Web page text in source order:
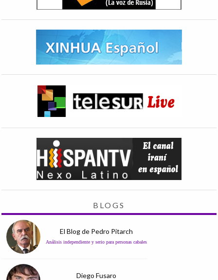
BLOGS
El Blog de Pedro Pitarch
Análisis independiente y serio para personas cabales
Diego Fusaro